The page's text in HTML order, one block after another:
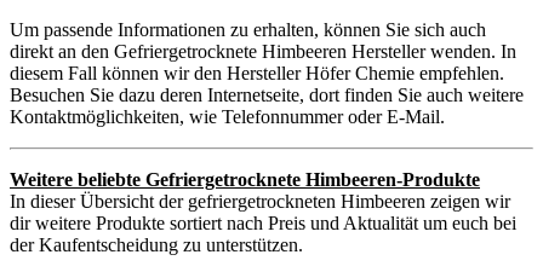
Um passende Informationen zu erhalten, können Sie sich auch
direkt an den Gefriergetrocknete Himbeeren Hersteller wenden. In
diesem Fall können wir den Hersteller Höfer Chemie empfehlen.
Besuchen Sie dazu deren Internetseite, dort finden Sie auch weitere
Kontaktmöglichkeiten, wie Telefonnummer oder E-Mail.
Weitere beliebte Gefriergetrocknete Himbeeren-Produkte
In dieser Übersicht der gefriergetrockneten Himbeeren zeigen wir
dir weitere Produkte sortiert nach Preis und Aktualität um euch bei
der Kaufentscheidung zu unterstützen.